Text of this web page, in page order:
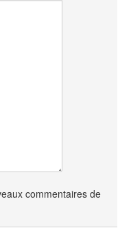
commentaires de